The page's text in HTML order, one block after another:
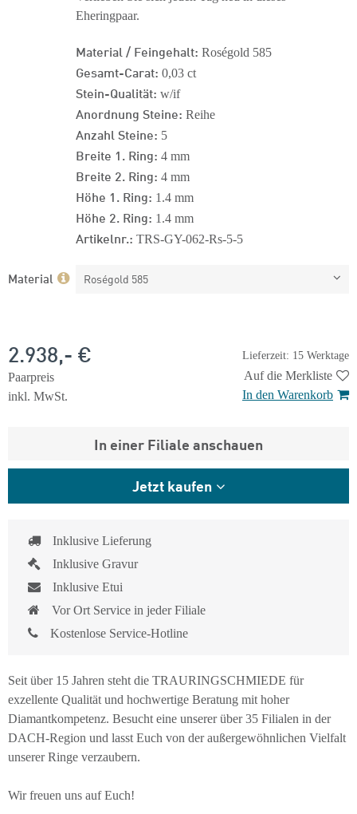
Eheringpaar.
Material / Feingehalt: Roségold 585
Gesamt-Carat: 0,03 ct
Stein-Qualität: w/if
Anordnung Steine: Reihe
Anzahl Steine: 5
Breite 1. Ring: 4 mm
Breite 2. Ring: 4 mm
Höhe 1. Ring: 1.4 mm
Höhe 2. Ring: 1.4 mm
Artikelnr.: TRS-GY-062-Rs-5-5
Material Roségold 585
Lieferzeit: 15 Werktage
2.938,- €
Paarpreis
inkl. MwSt.
Auf die Merkliste
In den Warenkorb
In einer Filiale anschauen
Jetzt kaufen
Inklusive Lieferung
Inklusive Gravur
Inklusive Etui
Vor Ort Service in jeder Filiale
Kostenlose Service-Hotline
Seit über 15 Jahren steht die TRAURINGSCHMIEDE für
exzellente Qualität und hochwertige Beratung mit hoher
Diamantkompetenz. Besucht eine unserer über 35 Filialen in der
DACH-Region und lasst Euch von der außergewöhnlichen Vielfalt
unserer Ringe verzaubern.
Wir freuen uns auf Euch!